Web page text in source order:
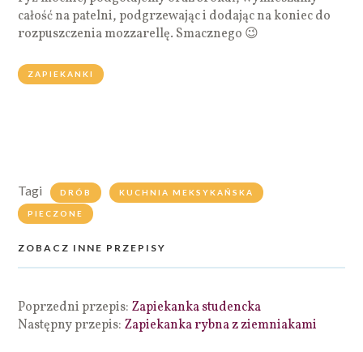
całość na patelni, podgrzewając i dodając na koniec do
rozpuszczenia mozzarellę. Smacznego 😉
ZAPIEKANKI
Tagi DRÓB KUCHNIA MEKSYKAŃSKA
PIECZONE
ZOBACZ INNE PRZEPISY
Poprzedni przepis: Zapiekanka studencka
Następny przepis: Zapiekanka rybna z ziemniakami